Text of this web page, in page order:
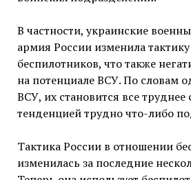
В частности, украинские
армия России изменила
беспилотников, что также
на потенциале ВСУ. По словам
ВСУ, их становится все труднее
тенденцией трудно что-либо
Тактика России в отношении
изменилась за последние